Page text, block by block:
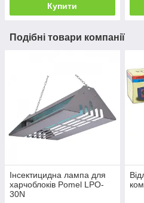
Купити
Подібні товари компанії
Інсектицидна лампа для
харчоблоків Pomel LPO-
30N